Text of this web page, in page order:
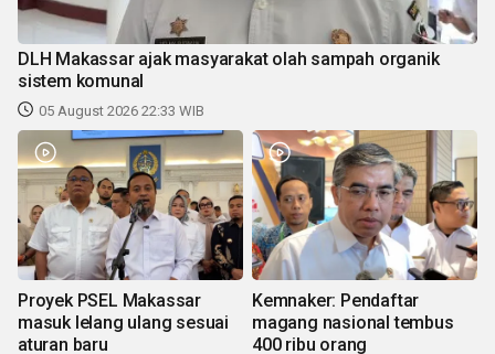
DLH Makassar ajak masyarakat olah sampah organik
sistem komunal
05 August 2026 22:33 WIB
Proyek PSEL Makassar
masuk lelang ulang sesuai
aturan baru
Kemnaker: Pendaftar
magang nasional tembus
400 ribu orang